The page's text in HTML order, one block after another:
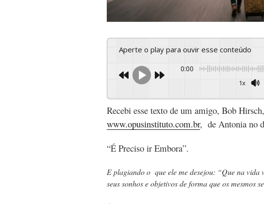
Aperte o play para ouvir esse conteúdo
0:00
1x
Recebi esse texto de um amigo, Bob Hirsch,
www.opusinstituto.com.br, de Antonia no
“É Preciso ir Embora”.
E plagiando o que ele me desejou: “Que na vida
seus sonhos e objetivos de forma que os mesmos